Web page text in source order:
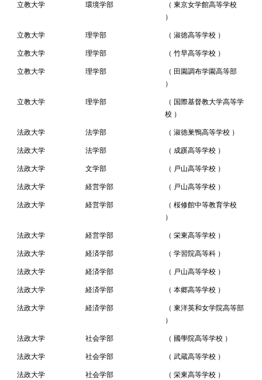
立教大学 環境学部
（ 東京女学館高等学校
）
立教大学 理学部 （ 淑徳高等学校 ）
立教大学 理学部 （ 竹早高等学校 ）
立教大学 理学部
（ 田園調布学園高等部
）
立教大学 理学部
（ 国際基督教大学高等学
校 ）
法政大学 法学部 （ 淑徳巣鴨高等学校 ）
法政大学 法学部 （ 成蹊高等学校 ）
法政大学 文学部 （ 戸山高等学校 ）
法政大学 経営学部 （ 戸山高等学校 ）
法政大学 経営学部
（ 桜修館中等教育学校
）
法政大学 経営学部 （ 栄東高等学校 ）
法政大学 経済学部 （ 学習院高等科 ）
法政大学 経済学部 （ 戸山高等学校 ）
法政大学 経済学部 （ 本郷高等学校 ）
法政大学 経済学部
（ 東洋英和女学院高等部
）
法政大学 社会学部 （ 國學院高等学校 ）
法政大学 社会学部 （ 武蔵高等学校 ）
法政大学 社会学部 （ 栄東高等学校 ）